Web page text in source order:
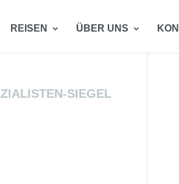
REISEN ÜBER UNS
SIEGEL